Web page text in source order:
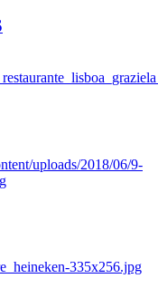
uploads/2018/06/9-
335x256.jpg